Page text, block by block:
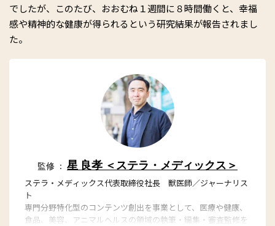
でしたが、このたび、おおむね１週間に８時間働くと、幸福
感や精神的な健康が得られるという研究結果が報告されまし
た。
監修 ： 星 良孝 ＜ステラ・メディックス＞
ステラ・メディックス代表取締役社長 獣医師／ジャーナリス
ト
専門分野特化型のコンテンツ創出を事業として、医療や健康、
食品、美容、アニマルヘルスの領域の執筆・編集・審査監修を